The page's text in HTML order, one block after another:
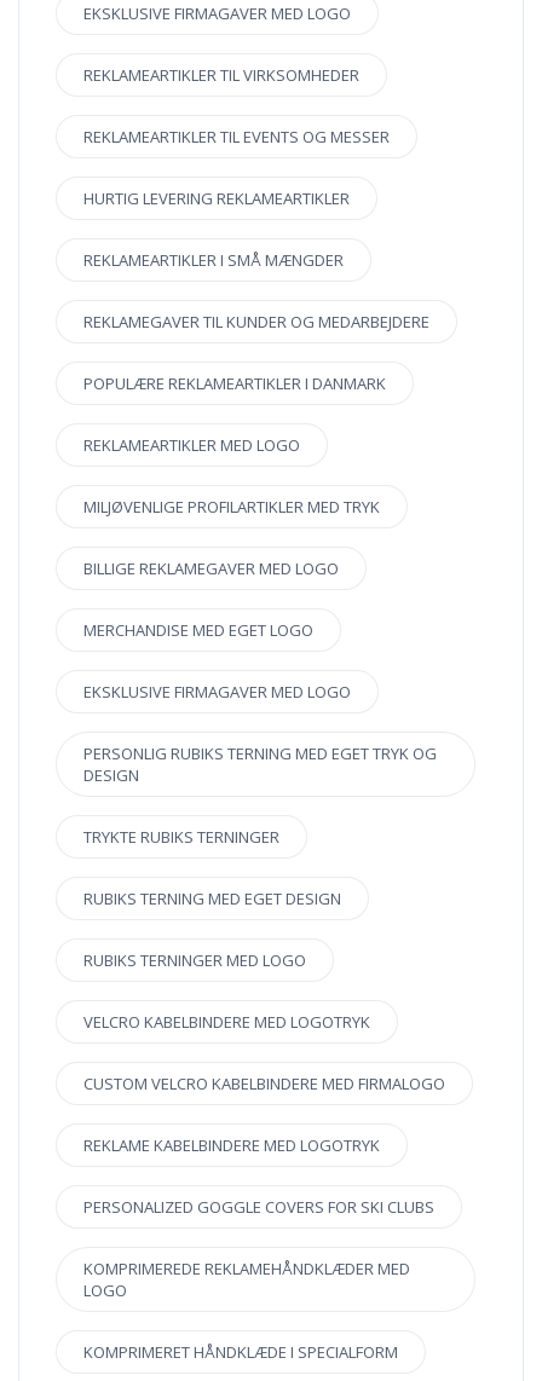
EKSKLUSIVE FIRMAGAVER MED LOGO
REKLAMEARTIKLER TIL VIRKSOMHEDER
REKLAMEARTIKLER TIL EVENTS OG MESSER
HURTIG LEVERING REKLAMEARTIKLER
REKLAMEARTIKLER I SMÅ MÆNGDER
REKLAMEGAVER TIL KUNDER OG MEDARBEJDERE
POPULÆRE REKLAMEARTIKLER I DANMARK
REKLAMEARTIKLER MED LOGO
MILJØVENLIGE PROFILARTIKLER MED TRYK
BILLIGE REKLAMEGAVER MED LOGO
MERCHANDISE MED EGET LOGO
EKSKLUSIVE FIRMAGAVER MED LOGO
PERSONLIG RUBIKS TERNING MED EGET TRYK OG
DESIGN
TRYKTE RUBIKS TERNINGER
RUBIKS TERNING MED EGET DESIGN
RUBIKS TERNINGER MED LOGO
VELCRO KABELBINDERE MED LOGOTRYK
CUSTOM VELCRO KABELBINDERE MED FIRMALOGO
REKLAME KABELBINDERE MED LOGOTRYK
PERSONALIZED GOGGLE COVERS FOR SKI CLUBS
KOMPRIMEREDE REKLAMEHÅNDKLÆDER MED
LOGO
KOMPRIMERET HÅNDKLÆDE I SPECIALFORM